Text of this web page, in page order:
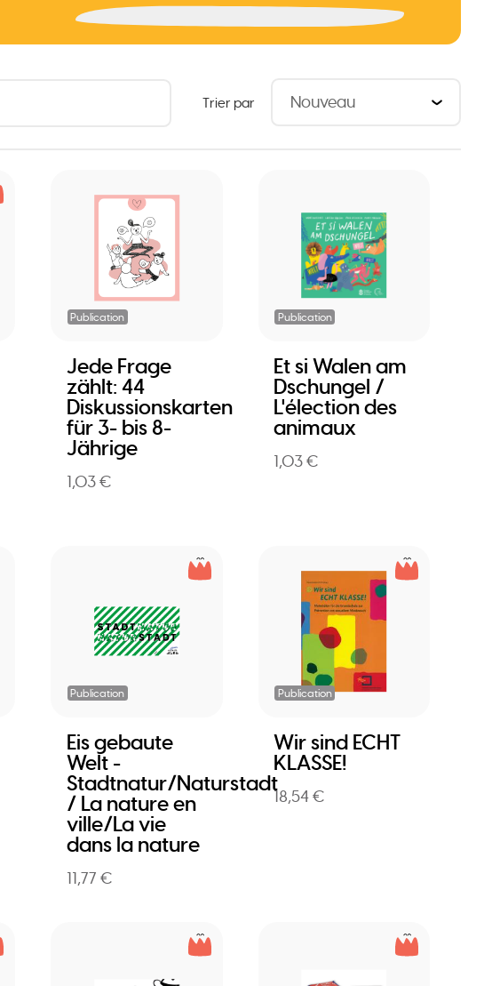
Trier par
Publication
Jede Frage
zählt: 44
Diskussionskarten
für 3- bis 8-
Jährige
1,03 €
Publication
Et si Walen am
Dschungel /
L'élection des
animaux
1,03 €
Publication
Eis gebaute
Welt -
Stadtnatur/Naturstadt
/ La nature en
ville/La vie
dans la nature
11,77 €
Publication
Wir sind ECHT
KLASSE!
18,54 €